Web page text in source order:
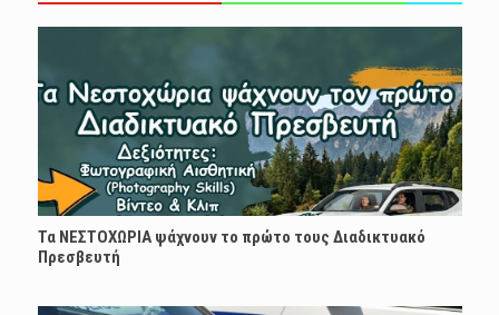
Τα ΝΕΣΤΟΧΩΡΙΑ ψάχνουν το πρώτο τους Διαδικτυακό
Πρεσβευτή